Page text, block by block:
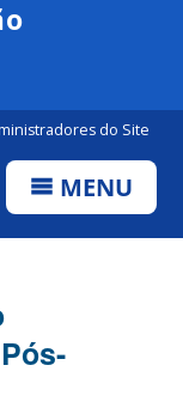
do Site
MENU